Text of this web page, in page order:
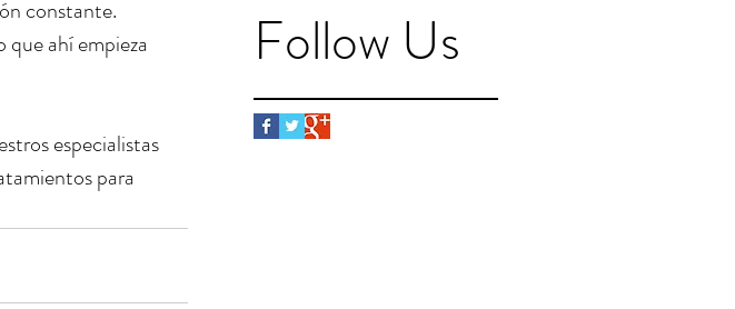
Follow Us
constante.
ahí empieza
especialistas
para